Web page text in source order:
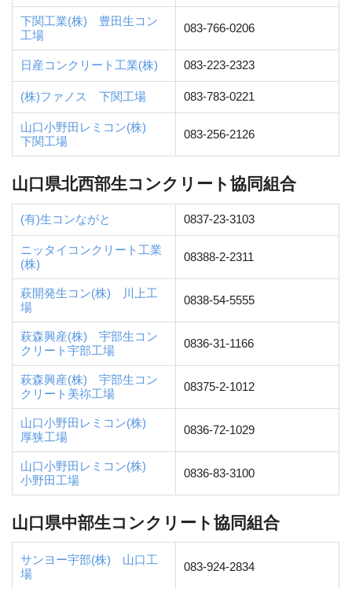
下関工業(株) 豊田生コン
工場
083-766-0206
日産コンクリート工業(株) 083-223-2323
(株)ファノス 下関工場 083-783-0221
山口小野田レミコン(株)
下関工場
083-256-2126
山口県北西部生コンクリート協同組合
(有)生コンながと 0837-23-3103
ニッタイコンクリート工業
(株)
08388-2-2311
萩開発生コン(株) 川上工
場
0838-54-5555
萩森興産(株) 宇部生コン
クリート宇部工場
0836-31-1166
萩森興産(株) 宇部生コン
クリート美祢工場
08375-2-1012
山口小野田レミコン(株)
厚狭工場
0836-72-1029
山口小野田レミコン(株)
小野田工場
0836-83-3100
山口県中部生コンクリート協同組合
サンヨー宇部(株) 山口工
場
083-924-2834